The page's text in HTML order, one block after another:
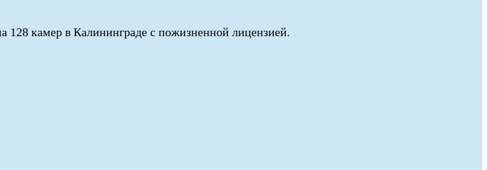
128 камер в Калининграде с пожизненной лицензией.